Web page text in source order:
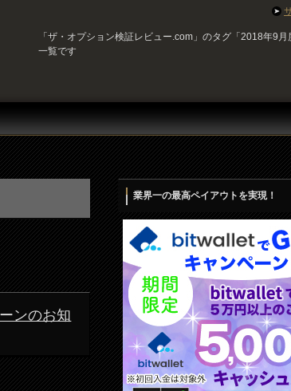
「ザ・オプション検証レビュー.com」のタグ「2018年9
一覧です
ンのお知
業界一の最高ペイアウトを実現！